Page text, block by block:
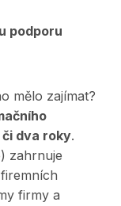
podporu
mělo zajímat?
dva roky.
zahrnuje
firmy a